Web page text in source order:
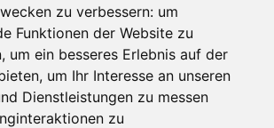
zu verbessern: um
Funktionen der Website zu
, um ein besseres Erlebnis auf der
, um Ihr Interesse an unseren
Dienstleistungen zu messen
zu